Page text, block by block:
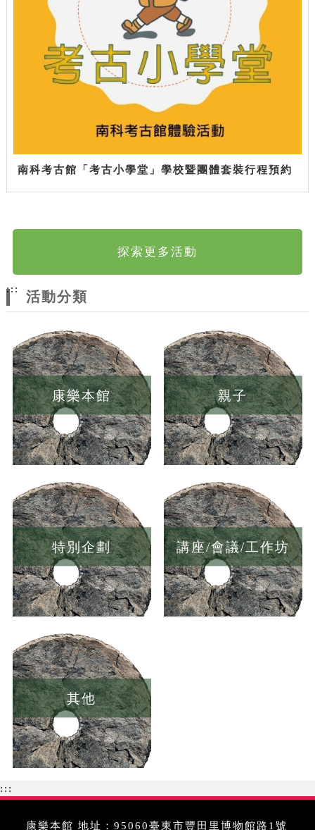
南科考古館「考古小學堂」學校暨團體套裝行程預約
探索更多活動
:::
活動分類
康樂本館 親子
特別企劃 講座/會議/工作坊
其他
:::
康樂本館 地址：95060臺東市豐田里博物館路1號